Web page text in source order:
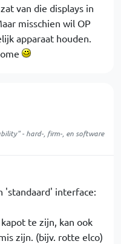
van die displays in
misschien wil OP
apparaat houden.
- hard-, firm-, en software
'standaard' interface:
te zijn, kan ook
zijn. (bijv. rotte elco)